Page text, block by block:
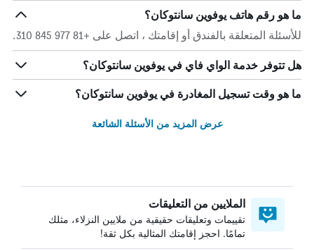
ما هو رقم هاتف يوفوين سانتوكان؟
للأسئلة المتعلقة بالفندق أو إقامتك ، اتصل على +81 977 845 310.
هل تتوفر خدمة الواي فاي في يوفوين سانتوكان؟
ما هو وقت تسجيل المغادرة في يوفوين سانتوكان؟
عرض المزيد من الأسئلة الشائعة
الملايين من التعليقات
تقييمات وتعليقات حقيقية من ملايين النزلاء، مثلك
تمامًا. احجز إقامتك المثالية بكل ثقة!